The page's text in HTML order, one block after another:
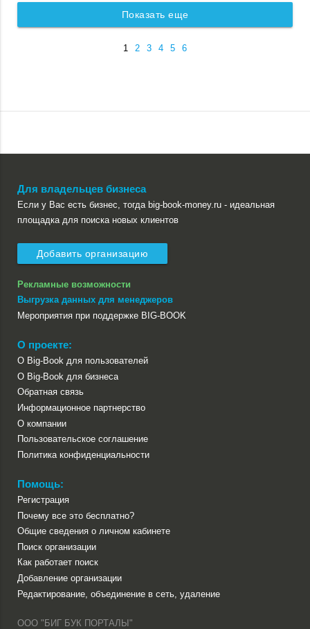
Показать еще
1 2 3 4 5 6
Для владельцев бизнеса
Если у Вас есть бизнес, тогда big-book-money.ru - идеальная
площадка для поиска новых клиентов
Добавить организацию
Рекламные возможности
Выгрузка данных для менеджеров
Мероприятия при поддержке BIG-BOOK
О проекте:
О Big-Book для пользователей
О Big-Book для бизнеса
Обратная связь
Информационное партнерство
О компании
Пользовательское соглашение
Политика конфиденциальности
Помощь:
Регистрация
Почему все это бесплатно?
Общие сведения о личном кабинете
Поиск организации
Как работает поиск
Добавление организации
Редактирование, объединение в сеть, удаление
ООО "БИГ БУК ПОРТАЛЫ"